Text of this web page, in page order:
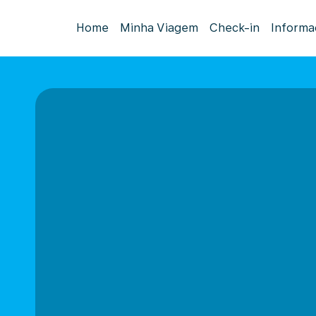
Home Minha Viagem Check-in